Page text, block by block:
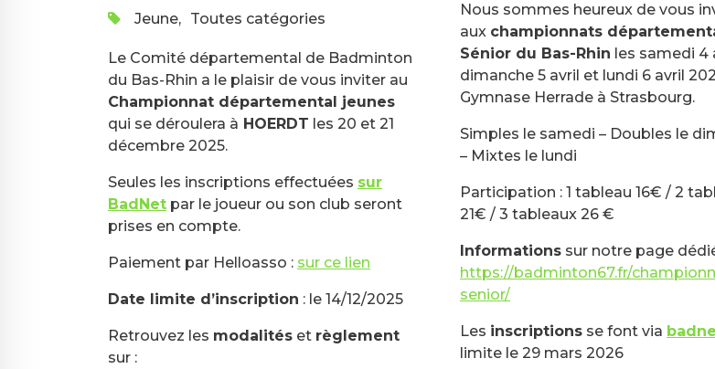
Nous sommes heureux de vous
aux championnats
Sénior du Bas-Rhin les samedi 4
dimanche 5 avril et lundi 6 avril
Gymnase Herrade à Strasbourg.
Simples le samedi – Doubles le
– Mixtes le lundi
Participation : 1 tableau 16€ / 2
21€ / 3 tableaux 26 €
Informations sur notre page
https://badminton67.fr/
senior/
Les inscriptions se font via
limite le 29 mars 2026
Jeune, Toutes catégories
Le Comité départemental de Badminton
du Bas-Rhin a le plaisir de vous inviter au
Championnat départemental jeunes
qui se déroulera à HOERDT les 20 et 21
décembre 2025.
Seules les inscriptions effectuées sur
BadNet par le joueur ou son club seront
prises en compte.
Paiement par Helloasso : sur ce lien
Date limite d’inscription : le 14/12/2025
Retrouvez les modalités et règlement
sur :